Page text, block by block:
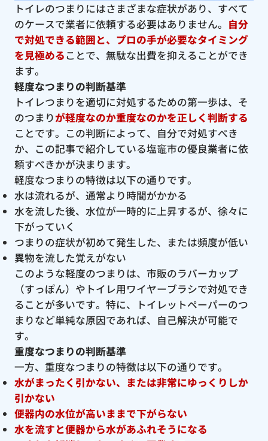
トイレのつまりにはさまざまな症状があり、すべて
のケースで業者に依頼する必要はありません。 自分
で対処できる範囲と、プロの手が必要なタイミング
を見極めることで、無駄な出費を抑えることができ
ます。
軽度なつまりの判断基準
トイレつまりを適切に対処するための第一歩は、そ
のつまりが軽度なのか重度なのかを正しく判断する
ことです。この判断によって、自分で対処すべき
か、この記事で紹介している塩竈市の優良業者に依
頼すべきかが決まります。
軽度なつまりの特徴は以下の通りです。
水は流れるが、通常より時間がかかる
水を流した後、水位が一時的に上昇するが、徐々に
下がっていく
つまりの症状が初めて発生した、または頻度が低い
異物を流した覚えがない
このような軽度のつまりは、市販のラバーカップ
（すっぽん）やトイレ用ワイヤーブラシで対処でき
ることが多いです。特に、トイレットペーパーのつ
まりなど単純な原因であれば、自己解決が可能で
す。
重度なつまりの判断基準
一方、重度なつまりの特徴は以下の通りです。
水がまったく引かない、または非常にゆっくりしか
引かない
便器内の水位が高いままで下がらない
水を流すと便器から水があふれそうになる